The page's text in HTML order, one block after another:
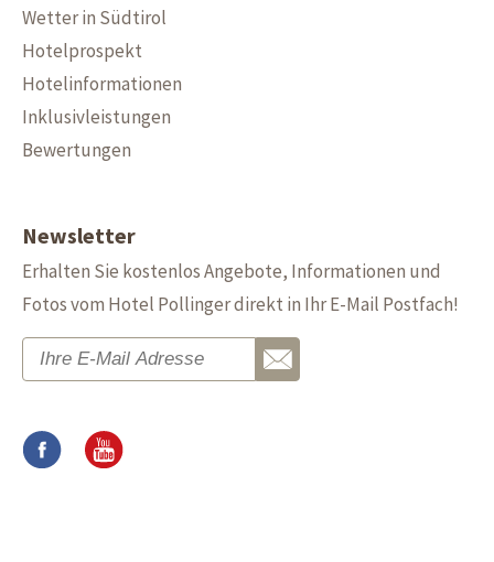
Wetter in Südtirol
Hotelprospekt
Hotelinformationen
Inklusivleistungen
Bewertungen
Newsletter
Erhalten Sie kostenlos Angebote, Informationen und
Fotos vom Hotel Pollinger direkt in Ihr E-Mail Postfach!